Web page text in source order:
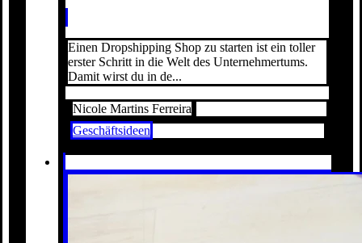
Einen Dropshipping Shop zu starten ist ein toller
erster Schritt in die Welt des Unternehmertums.
Damit wirst du in de...
Nicole Martins Ferreira
Geschäftsideen